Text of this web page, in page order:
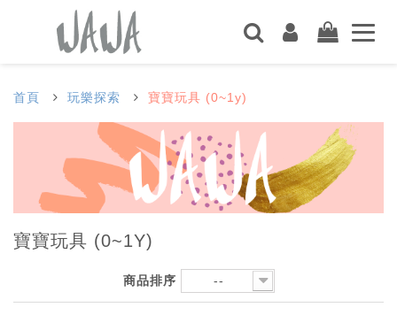
首頁 玩樂探索 寶寶玩具 (0~1y)
寶寶玩具 (0~1Y)
商品排序 --